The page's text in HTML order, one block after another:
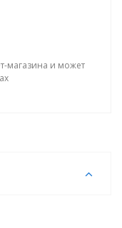
магазина и может